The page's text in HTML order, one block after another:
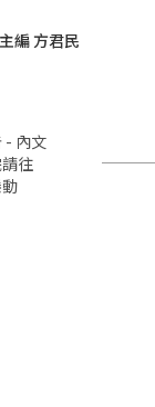
編 方君民
- 內文
往